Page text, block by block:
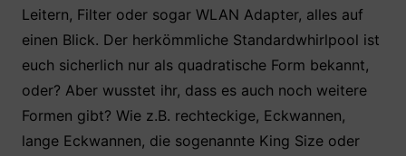
Leitern, Filter oder sogar WLAN Adapter, alles auf
einen Blick. Der herkömmliche Standardwhirlpool ist
euch sicherlich nur als quadratische Form bekannt,
oder? Aber wusstet ihr, dass es auch noch weitere
Formen gibt? Wie z.B. rechteckige, Eckwannen,
lange Eckwannen, die sogenannte King Size oder